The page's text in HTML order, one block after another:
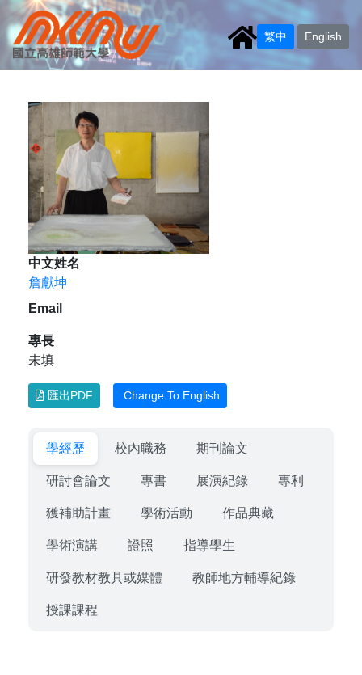
繁中 English
中文姓名
詹獻坤
Email
專長
未填
匯出PDF Change To English
學經歷 校內職務 期刊論文
研討會論文 專書 展演紀錄 專利
獲補助計畫 學術活動 作品典藏
學術演講 證照 指導學生
研發教材教具或媒體 教師地方輔導紀錄
授課課程